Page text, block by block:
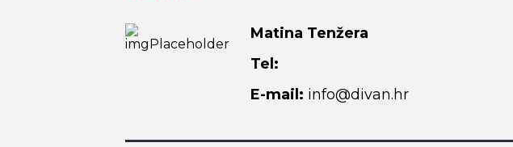
Matina Tenžera
Tel:
E-mail: info@divan.hr